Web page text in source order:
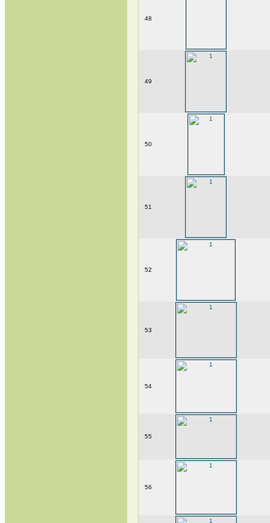
48
49
50
51
52
53
54
55
56